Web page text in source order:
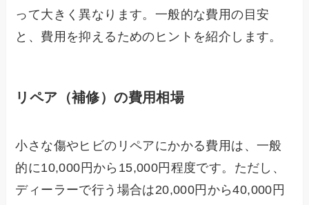
って大きく異なります。一般的な費用の目安
と、費用を抑えるためのヒントを紹介します。
リペア（補修）の費用相場
小さな傷やヒビのリペアにかかる費用は、一般
的に10,000円から15,000円程度です。ただし、
ディーラーで行う場合は20,000円から40,000円